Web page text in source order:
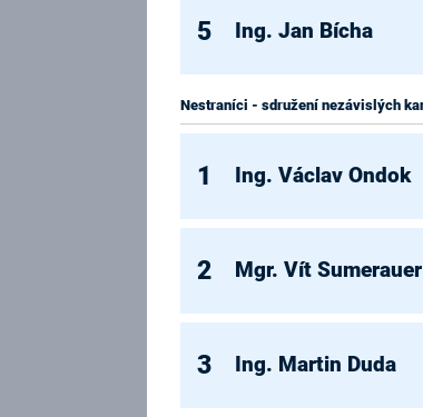
5 Ing. Jan Bícha
Nestraníci - sdružení nezávislých
1 Ing. Václav Ondok
2 Mgr. Vít Sumerauer
3 Ing. Martin Duda